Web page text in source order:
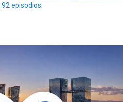
episodios.